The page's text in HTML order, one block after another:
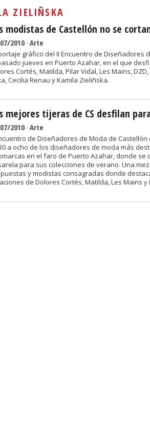
ZIELIÑSKA
modistas de Castellón no se
2010-Arte
gráfico del II Encuentro de Diseñadores
jueves en Puerto Azahar, en el que
Cortés, Matilda, Pilar Vidal, Les Mains,
Cecilia Renau y Kamila Zieliñska.
mejores tijeras de CS desfilan
2010-Arte
de Diseñadores de Moda de
a ocho de los diseñadores de moda más
en el faro de Puerto Azahar, donde se
para sus colecciones de verano. Una
y modistas consagradas donde
de Dolores Cortés, Matilda, Les Mains y